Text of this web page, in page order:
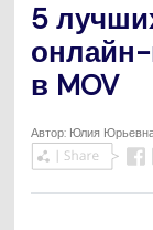
5
онлайн-
в MOV
Автор:Юлия